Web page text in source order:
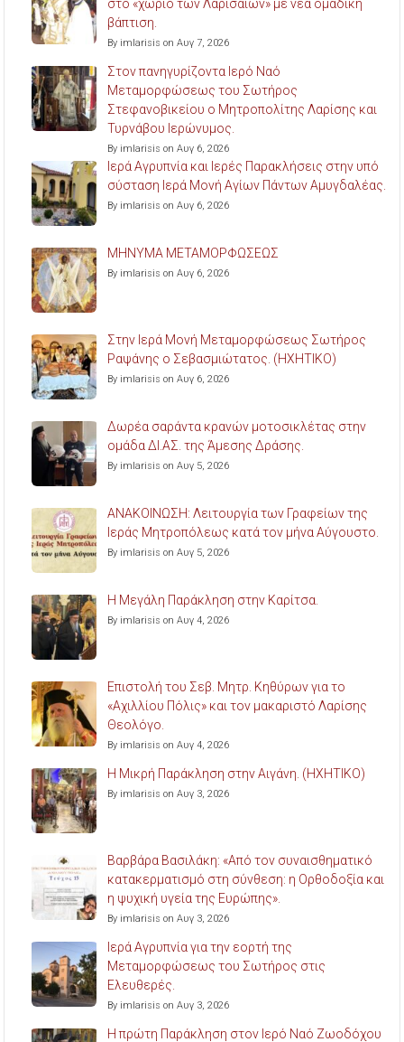
στο «χωριό των Λαρισαίων» με νέα ομαδική
βάπτιση.
By imlarisis on Αυγ 7, 2026
Στον πανηγυρίζοντα Ιερό Ναό
Μεταμορφώσεως του Σωτήρος
Στεφανοβικείου ο Μητροπολίτης Λαρίσης και
Τυρνάβου Ιερώνυμος.
By imlarisis on Αυγ 6, 2026
Ιερά Αγρυπνία και Ιερές Παρακλήσεις στην υπό
σύσταση Ιερά Μονή Αγίων Πάντων Αμυγδαλέας.
By imlarisis on Αυγ 6, 2026
ΜΗΝΥΜΑ ΜΕΤΑΜΟΡΦΩΣΕΩΣ
By imlarisis on Αυγ 6, 2026
Στην Ιερά Μονή Μεταμορφώσεως Σωτήρος
Ραψάνης ο Σεβασμιώτατος. (ΗΧΗΤΙΚΟ)
By imlarisis on Αυγ 6, 2026
Δωρέα σαράντα κρανών μοτοσικλέτας στην
ομάδα ΔΙ.ΑΣ. της Άμεσης Δράσης.
By imlarisis on Αυγ 5, 2026
ΑΝΑΚΟΙΝΩΣΗ: Λειτουργία των Γραφείων της
Ιεράς Μητροπόλεως κατά τον μήνα Αύγουστο.
By imlarisis on Αυγ 5, 2026
Η Μεγάλη Παράκληση στην Καρίτσα.
By imlarisis on Αυγ 4, 2026
Επιστολή του Σεβ. Μητρ. Κηθύρων για το
«Αχιλλίου Πόλις» και τον μακαριστό Λαρίσης
Θεολόγο.
By imlarisis on Αυγ 4, 2026
Η Μικρή Παράκληση στην Αιγάνη. (ΗΧΗΤΙΚΟ)
By imlarisis on Αυγ 3, 2026
Βαρβάρα Βασιλάκη: «Από τον συναισθηματικό
κατακερματισμό στη σύνθεση: η Ορθοδοξία και
η ψυχική υγεία της Ευρώπης».
By imlarisis on Αυγ 3, 2026
Ιερά Αγρυπνία για την εορτή της
Μεταμορφώσεως του Σωτήρος στις
Ελευθερές.
By imlarisis on Αυγ 3, 2026
Η πρώτη Παράκληση στον Ιερό Ναό Ζωοδόχου